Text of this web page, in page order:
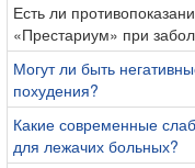
Есть ли
«Престариум» при
Могут ли быть
похудения?
Какие современные
для лежачих больных?